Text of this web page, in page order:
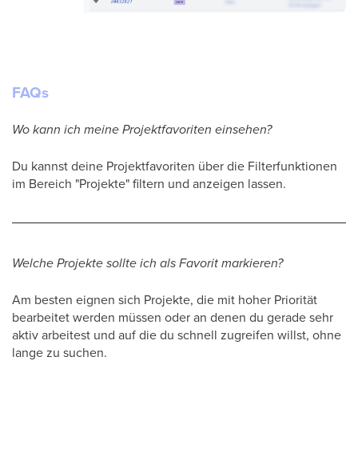
FAQs
Wo kann ich meine Projektfavoriten einsehen?
Du kannst deine Projektfavoriten über die Filterfunktionen
im Bereich "Projekte" filtern und anzeigen lassen.
Welche Projekte sollte ich als Favorit markieren?
Am besten eignen sich Projekte, die mit hoher Priorität
bearbeitet werden müssen oder an denen du gerade sehr
aktiv arbeitest und auf die du schnell zugreifen willst, ohne
lange zu suchen.